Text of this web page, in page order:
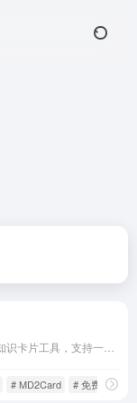
# MD2Card # 免费图文海